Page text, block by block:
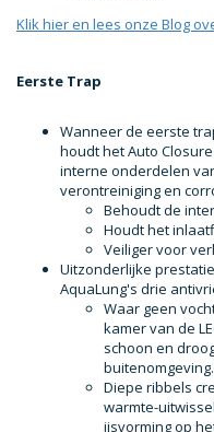
Klik hier en lees onze Blog
Eerste Trap
Wanneer de eerste
houdt het Auto
interne onderdelen
verontreiniging en
Behoudt de
Houdt het
Veiliger voor
Uitzonderlijke
AquaLung's drie
Waar geen
kamer van de
schoon en
buitenomgeving.
Diepe ribbels
warmte-
ijsvorming op